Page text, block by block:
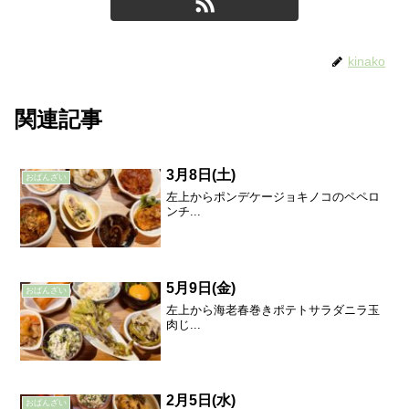
kinako
関連記事
おばんざい 3月8日(土)
左上からポンデケージョキノコのペペロ
ンチ...
おばんざい 5月9日(金)
左上から海老春巻きポテトサラダニラ玉
肉じ...
おばんざい 2月5日(水)